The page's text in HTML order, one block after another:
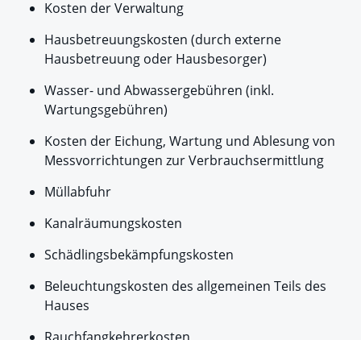
Kosten der Verwaltung
Hausbetreuungskosten (durch externe
Hausbetreuung oder Hausbesorger)
Wasser- und Abwassergebühren (inkl.
Wartungsgebühren)
Kosten der Eichung, Wartung und Ablesung von
Messvorrichtungen zur Verbrauchsermittlung
Müllabfuhr
Kanalräumungskosten
Schädlingsbekämpfungskosten
Beleuchtungskosten des allgemeinen Teils des
Hauses